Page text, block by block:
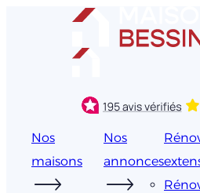
Nos
maisons
Nos
annonces